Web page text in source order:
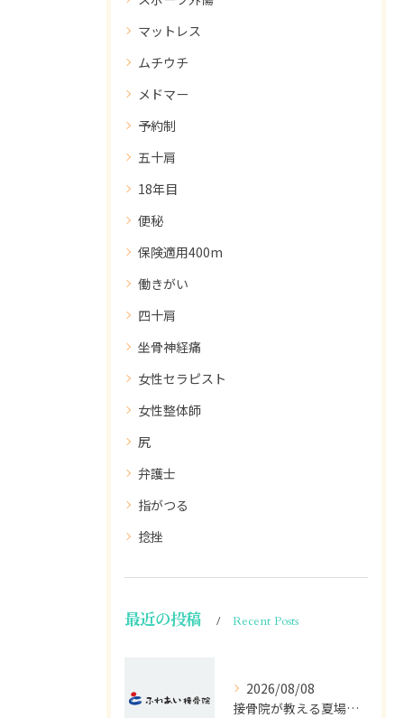
マットレス
ムチウチ
メドマー
予約制
五十肩
18年目
便秘
保険適用400m
働きがい
四十肩
坐骨神経痛
女性セラピスト
女性整体師
尻
弁護士
指がつる
捻挫
最近の投稿 Recent Posts
2026/08/08
接骨院が教える夏場の冷え対策法